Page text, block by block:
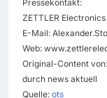
Pressekontakt:
ZETTLER
E-Mail:
Web:
Original-Content
durch news aktuell
Quelle: ots